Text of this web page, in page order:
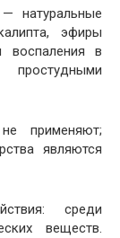
натуральные
эфиры
воспаления в
применяют;
являются
среди
веществ.